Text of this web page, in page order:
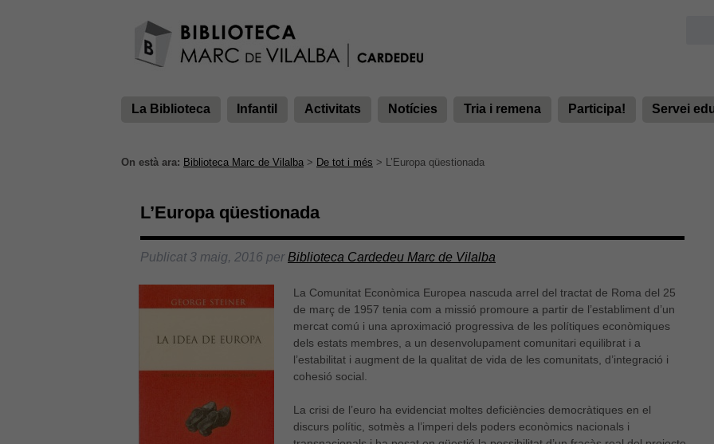
La Biblioteca Infantil Activitats Notícies Tria i remena Participa! Servei
On està ara: Biblioteca Marc de Vilalba > De tot i més > L’Europa qüestionada
L’Europa qüestionada
Publicat 3 maig, 2016 perBiblioteca Cardedeu Marc de Vilalba
La Comunitat Econòmica Europea nascuda arrel del tractat de Roma del 25
de març de 1957 tenia com a missió promoure a partir de l’establiment d’un
mercat comú i una aproximació progressiva de les polítiques econòmiques
dels estats membres, a un desenvolupament comunitari equilibrat i a
l’estabilitat i augment de la qualitat de vida de les comunitats, d’integració i
cohesió social.
La crisi de l’euro ha evidenciat moltes deficiències democràtiques en el
discurs polític, sotmès a l’imperi dels poders econòmics nacionals i